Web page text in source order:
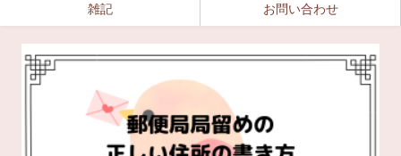
雑記 お問い合わせ